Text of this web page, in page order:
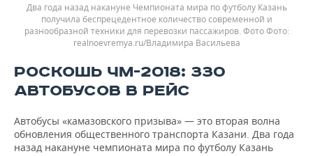
Два года назад накануне Чемпионата мира по футболу Казань
получила беспрецедентное количество современной и
разнообразной техники для перевозки пассажиров. Фото
realnoevremya.ru/Владимира Васильева
РОСКОШЬ ЧМ-2018: 330
АВТОБУСОВ В РЕЙС
Автобусы «камазовского призыва» — это вторая волна
обновления общественного транспорта Казани. Два года
назад накануне чемпионата мира по футболу Казань